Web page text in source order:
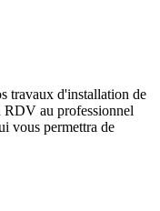
travaux d'installation de
RDV au professionnel
vous permettra de